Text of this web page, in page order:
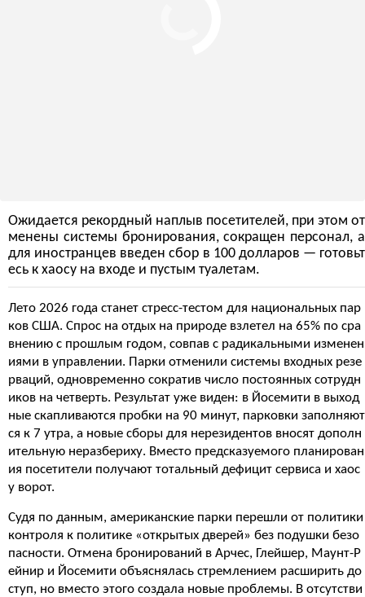
Ожидается рекордный наплыв посетителей, при этом от
менены системы бронирования, сокращен персонал, а
для иностранцев введен сбор в 100 долларов — готовьт
есь к хаосу на входе и пустым туалетам.
Лето 2026 года станет стресс-тестом для национальных пар
ков США. Спрос на отдых на природе взлетел на 65% по сра
внению с прошлым годом, совпав с радикальными изменен
иями в управлении. Парки отменили системы входных резе
рваций, одновременно сократив число постоянных сотрудн
иков на четверть. Результат уже виден: в Йосемити в выход
ные скапливаются пробки на 90 минут, парковки заполняют
ся к 7 утра, а новые сборы для нерезидентов вносят дополн
ительную неразбериху. Вместо предсказуемого планирован
ия посетители получают тотальный дефицит сервиса и хаос
у ворот.
Судя по данным, американские парки перешли от политики
контроля к политике «открытых дверей» без подушки безо
пасности. Отмена бронирований в Арчес, Глейшер, Маунт-Р
ейнир и Йосемити объяснялась стремлением расширить до
ступ, но вместо этого создала новые проблемы. В отсутстви